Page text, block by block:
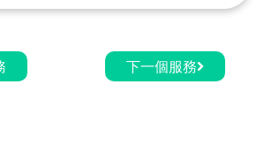
下一個服務